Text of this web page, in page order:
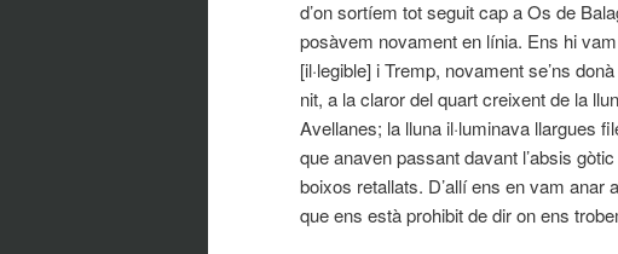
d’on sortíem tot seguit cap a Os de
posàvem novament en línia. Ens hi
[il·legible] i Tremp, novament se’ns
nit, a la claror del quart creixent de la
Avellanes; la lluna il·luminava llargues
que anaven passant davant l’absis
boixos retallats. D’allí ens en vam anar
que ens està prohibit de dir on ens